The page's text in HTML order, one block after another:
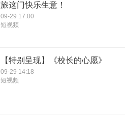
旅这门快乐生意！
09-29 17:00
短视频
【特别呈现】《校长的心愿》
09-29 14:18
短视频